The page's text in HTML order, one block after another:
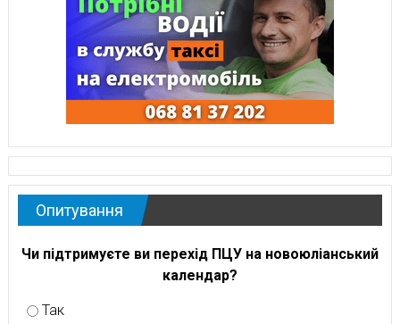
Опитування
Чи підтримуєте ви перехід ПЦУ на новоюліанський
календар?
Так